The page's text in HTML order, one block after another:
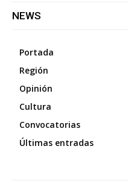
NEWS
Portada
Región
Opinión
Cultura
Convocatorias
Últimas entradas